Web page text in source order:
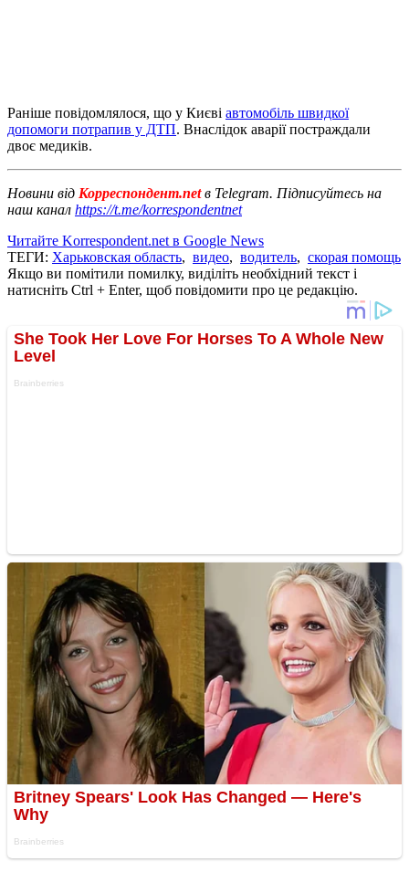
Раніше повідомлялося, що у Києві автомобіль швидкої
допомоги потрапив у ДТП. Внаслідок аварії постраждали
двоє медиків.
Новини від Корреспондент.netв Telegram. Підписуйтесь на
наш канал https://t.me/korrespondentnet
Читайте Korrespondent.net в Google News
ТЕГИ: Харьковская область, видео, водитель, скорая помощь
Якщо ви помітили помилку, виділіть необхідний текст і
натисніть Ctrl + Enter, щоб повідомити про це редакцію.